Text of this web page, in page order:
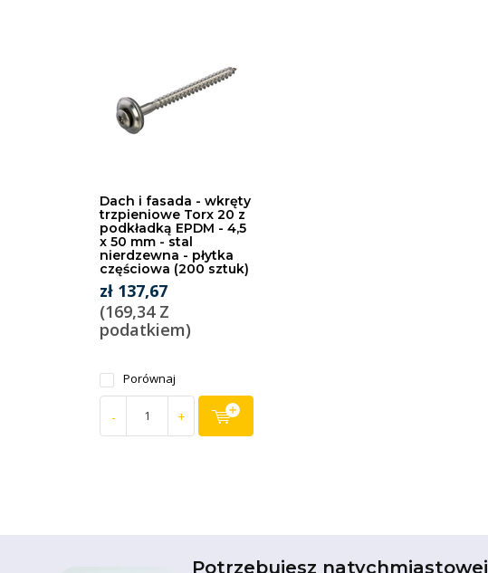
Dach i fasada - wkręty
trzpieniowe Torx 20 z
podkładką EPDM - 4,5
x 50 mm - stal
nierdzewna - płytka
częściowa (200 sztuk)
zł 137,67
(169,34 Z
podatkiem)
Porównaj
- +
Potrzebujesz